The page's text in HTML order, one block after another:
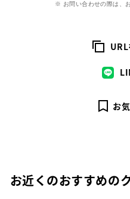
※ お問い合わせの際は、
お
お近くのおすすめの